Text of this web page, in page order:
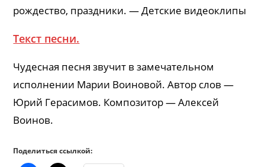
рождество, праздники. — Детские видеоклипы
Текст песни.
Чудесная песня звучит в замечательном
исполнении Марии Воиновой. Автор слов —
Юрий Герасимов. Композитор — Алексей
Воинов.
Поделиться ссылкой: